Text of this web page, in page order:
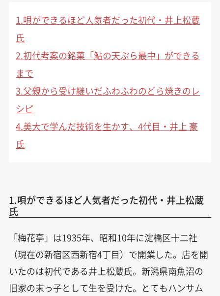
1.唄ができるほど人気者だった初代・井上松蔵
氏
2.初代考案の銘菓「鮎の天ぷら最中」ができる
まで
3.父親から受け継いだふわふわのどら焼きのレ
シピ
4.美大で学んだ技術を生かす、4代目・井上 豪
氏
1.唄ができるほど人気者だった初代・井上松蔵
氏
「梅花亭」は1935年、昭和10年に淀橋区十二社
（現在の新宿区西新宿4丁目）で開業した。店を開
いたのは初代である井上松蔵氏。新潟県南魚沼の
旧家の末っ子として生を受けた。とてもハンサム